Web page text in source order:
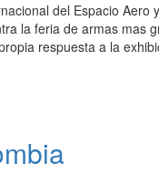
del Espacio Aero
la feria de armas mas
respuesta a la